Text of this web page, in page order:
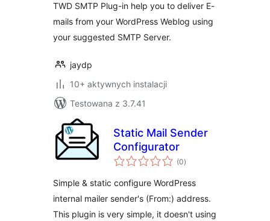
TWD SMTP Plug-in help you to deliver E-
mails from your WordPress Weblog using
your suggested SMTP Server.
jaydp
10+ aktywnych instalacji
Testowana z 3.7.41
Static Mail Sender
Configurator
(0wszystkich
ocen
)
Simple & static configure WordPress
internal mailer sender's (From:) address.
This plugin is very simple, it doesn't using